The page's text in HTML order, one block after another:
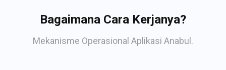
Bagaimana Cara Kerjanya?
Mekanisme Operasional Aplikasi Anabul.